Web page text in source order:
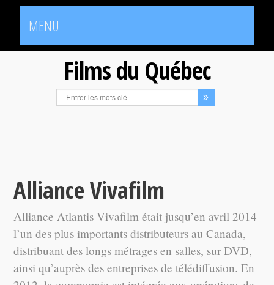
MENU
Films du Québec
Alliance Vivafilm
Alliance Atlantis Vivafilm était jusqu’en avril 2014
l’un des plus importants distributeurs au Canada,
distribuant des longs métrages en salles, sur DVD,
ainsi qu’auprès des entreprises de télédiffusion. En